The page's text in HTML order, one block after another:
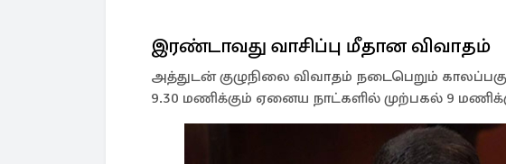
இரண்டாவது வாசிப்பு மீதான விவாதம்
அத்துடன் குழுநிலை விவாதம் நடைபெறும்
9.30 மணிக்கும் ஏனைய நாட்களில் முற்பகல் 9